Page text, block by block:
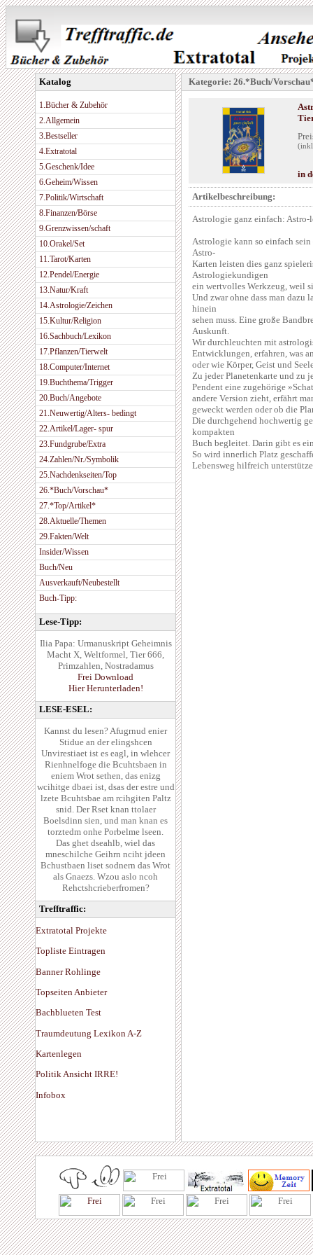
Katalog
1.Bücher & Zubehör
2.Allgemein
3.Bestseller
4.Extratotal
5.Geschenk/Idee
6.Geheim/Wissen
7.Politik/Wirtschaft
8.Finanzen/Börse
9.Grenzwissen/schaft
10.Orakel/Set
11.Tarot/Karten
12.Pendel/Energie
13.Natur/Kraft
14.Astrologie/Zeichen
15.Kultur/Religion
16.Sachbuch/Lexikon
17.Pflanzen/Tierwelt
18.Computer/Internet
19.Buchthema/Trigger
20.Buch/Angebote
21.Neuwertig/Alters- bedingt
22.Artikel/Lager- spur
23.Fundgrube/Extra
24.Zahlen/Nr./Symbolik
25.Nachdenkseiten/Top
26.*Buch/Vorschau*
27.*Top/Artikel*
28.Aktuelle/Themen
29.Fakten/Welt
Insider/Wissen
Buch/Neu
Ausverkauft/Neubestellt
Buch-Tipp:
Lese-Tipp:
Ilia Papa: Urmanuskript Geheimnis
Macht X, Weltformel, Tier 666,
Primzahlen, Nostradamus
Frei Download
Hier Herunterladen!
LESE-ESEL:
Kannst du lesen? Afugrnud enier
Stidue an der elingshcen
Unvirestiaet ist es eagl, in wlehcer
Rienhnelfoge die Bcuhtsbaen in
eniem Wrot sethen, das enizg
wcihitge dbaei ist, dsas der estre und
lzete Bcuhtsbae am rcihgiten Paltz
snid. Der Rset knan ttolaer
Boelsdinn sien, und man knan es
torztedm onhe Porbelme lseen.
Das ghet dseahlb, wiel das
mneschilche Geihrn nciht jdeen
Bchustbaen liset sodnern das Wrot
als Gnaezs. Wzou aslo ncoh
Rehctshcrieberfromen?
Trefftraffic:
Extratotal Projekte
Topliste Eintragen
Banner Rohlinge
Topseiten Anbieter
Bachblueten Test
Traumdeutung Lexikon A-Z
Kartenlegen
Politik Ansicht IRRE!
Infobox
Kategorie: 26.*Buch/
in
Artikelbeschreibung:
Astrologie ganz einfach:
Astrologie kann so einfach
Astro-
Karten leisten dies ganz
Astrologiekundigen
ein wertvolles Werkzeug, weil
Und zwar ohne dass man dazu
hinein
sehen muss. Eine große
Auskunft.
Wir durchleuchten mit
Entwicklungen, erfahren, was
oder wie Körper, Geist und
Zu jeder Planetenkarte und zu
Pendent eine zugehörige
andere Version zieht, erfährt
geweckt werden oder ob die
Die durchgehend hochwertig
kompakten
Buch begleitet. Darin gibt es
So wird innerlich Platz
Lebensweg hilfreich